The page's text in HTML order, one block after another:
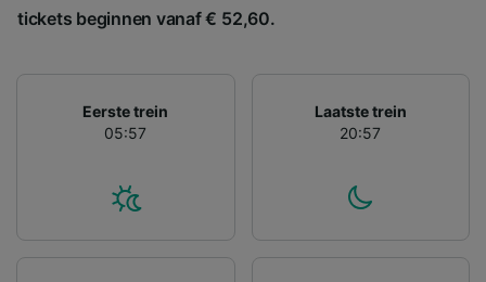
tickets beginnen vanaf € 52,60.
Eerste trein
05:57
Laatste trein
20:57
gevraagd om je niet te volgen.
voor de volgende doeleinden:
apparaatkenmerken actief scannen ter
identificatie. Informatie op een apparaat
advertenties en content, advertentie- en
contentmetingen, doelgroepenonderzoek en